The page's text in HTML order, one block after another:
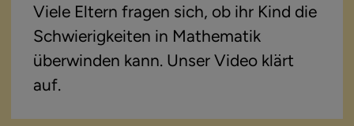
Viele Eltern fragen sich, ob ihr Kind die
Schwierigkeiten in Mathematik
überwinden kann. Unser Video klärt
auf.